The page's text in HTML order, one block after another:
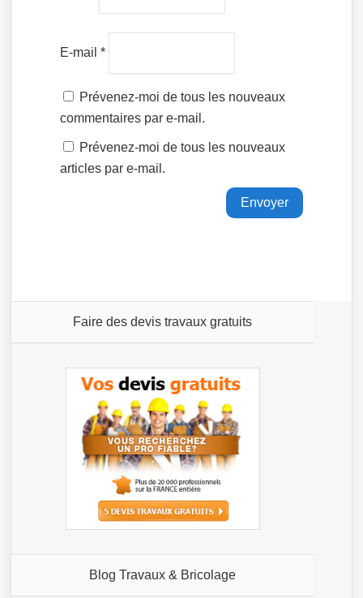
E-mail*
Prévenez-moi de tous les nouveaux
commentaires par e-mail.
Prévenez-moi de tous les nouveaux
articles par e-mail.
Faire des devis travaux gratuits
Blog Travaux & Bricolage